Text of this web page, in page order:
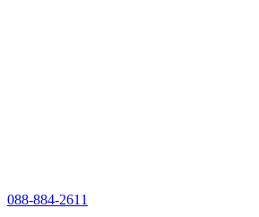
088-884-2611